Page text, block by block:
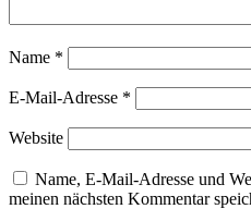
Name *
E-Mail-Adresse *
Website
Name, E-Mail-Adresse und
meinen nächsten Kommentar